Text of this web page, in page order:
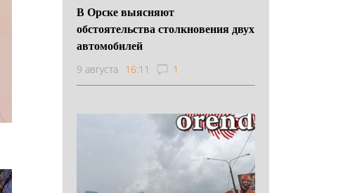
В Орске выясняют
обстоятельства столкновения двух
автомобилей
9 августа 16:11 1